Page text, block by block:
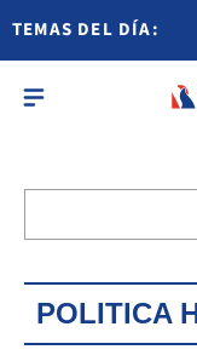
TEMAS DEL DÍA:
POLITICA